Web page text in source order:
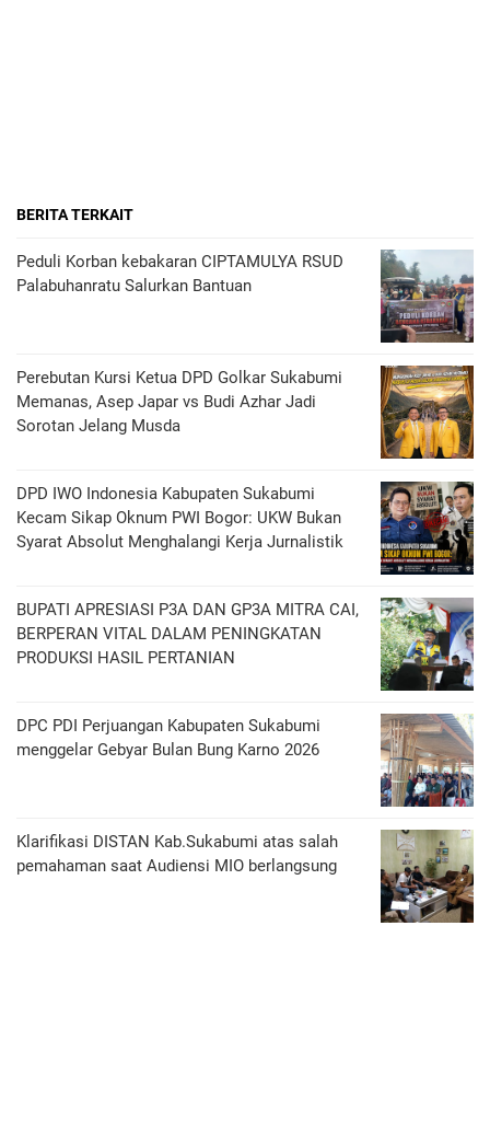
BERITA TERKAIT
Peduli Korban kebakaran CIPTAMULYA RSUD
Palabuhanratu Salurkan Bantuan
Perebutan Kursi Ketua DPD Golkar Sukabumi
Memanas, Asep Japar vs Budi Azhar Jadi
Sorotan Jelang Musda
DPD IWO Indonesia Kabupaten Sukabumi
Kecam Sikap Oknum PWI Bogor: UKW Bukan
Syarat Absolut Menghalangi Kerja Jurnalistik
BUPATI APRESIASI P3A DAN GP3A MITRA CAI,
BERPERAN VITAL DALAM PENINGKATAN
PRODUKSI HASIL PERTANIAN
DPC PDI Perjuangan Kabupaten Sukabumi
menggelar Gebyar Bulan Bung Karno 2026
Klarifikasi DISTAN Kab.Sukabumi atas salah
pemahaman saat Audiensi MIO berlangsung